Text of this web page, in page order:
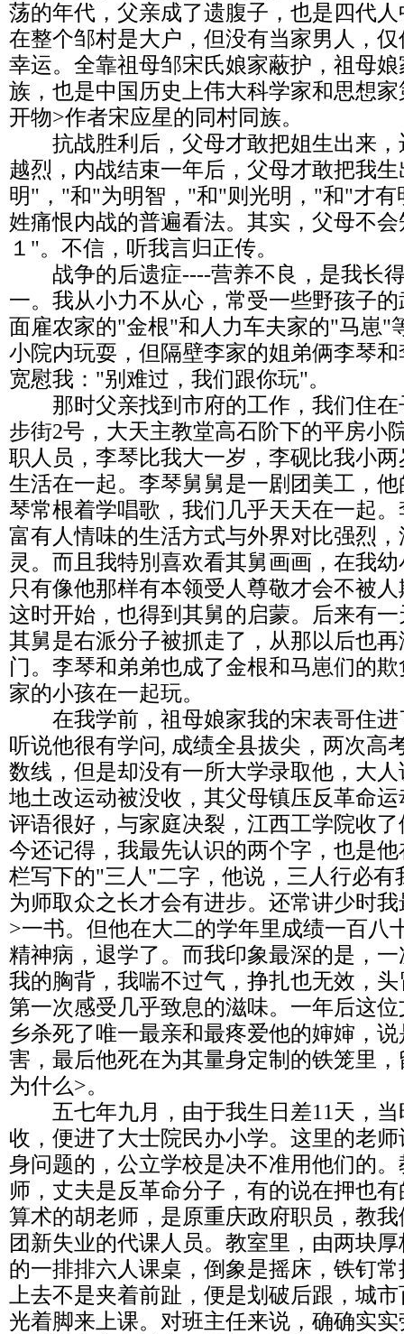
荡的年代，父亲成了遗腹子，也是四代
在整个邹村是大户，但没有当家男人，
幸运。全靠祖母邹宋氏娘家蔽护，祖母
族，也是中国历史上伟大科学家和思想
开物>作者宋应星的同村同族。
抗战胜利后，父母才敢把姐生出来，
越烈，内战结束一年后，父母才敢把我
明"，"和"为明智，"和"则光明，"和"才有
姓痛恨内战的普遍看法。其实，父母不
１"。不信，听我言归正传。
战争的后遗症----营养不良，是我长得
一。我从小力不从心，常受一些野孩子
面雇农家的"金根"和人力车夫家的"马崽"
小院内玩耍，但隔壁李家的姐弟俩李琴
宽慰我："别难过，我们跟你玩"。
那时父亲找到市府的工作，我们住在
步街2号，大天主教堂高石阶下的平房小
职人员，李琴比我大一岁，李砚比我小
生活在一起。李琴舅舅是一剧团美工，
琴常根着学唱歌，我们几乎天天在一起
富有人情味的生活方式与外界对比强烈
灵。而且我特別喜欢看其舅画画，在我
只有像他那样有本领受人尊敬才会不被
这时开始，也得到其舅的启蒙。后来有
其舅是右派分子被抓走了，从那以后也
门。李琴和弟弟也成了金根和马崽们的
家的小孩在一起玩。
在我学前，祖母娘家我的宋表哥住进
听说他很有学问, 成绩全县拔尖，两次高
数线，但是却没有一所大学录取他，大
地土改运动被没收，其父母镇压反革命
评语很好，与家庭决裂，江西工学院收
今还记得，我最先认识的两个字，也是
栏写下的"三人"二字，他说，三人行必有
为师取众之长才会有进步。还常讲少时
>一书。但他在大二的学年里成绩一百八
精神病，退学了。而我印象最深的是，
我的胸背，我喘不过气，挣扎也无效，
第一次感受几乎致息的滋味。一年后这
乡杀死了唯一最亲和最疼爱他的婶婶，
害，最后他死在为其量身定制的铁笼里
为什么>。
五七年九月，由于我生日差11天，当
收，便进了大士院民办小学。这里的老
身问题的，公立学校是决不准用他们的
师，丈夫是反革命分子，有的说在押也
算术的胡老师，是原重庆政府职员，教
团新失业的代课人员。教室里，由两块
的一排排六人课桌，倒象是摇床，铁钉
上去不是夹着前趾，便是划破后跟，城
光着脚来上课。对班主任来说，确确实